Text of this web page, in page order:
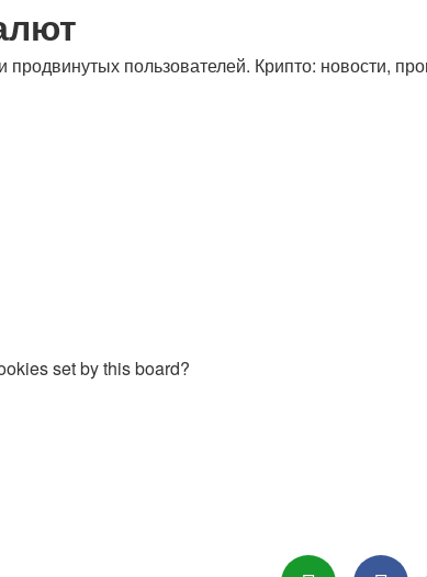
пользователей. Крипто: новости,
set by this board?